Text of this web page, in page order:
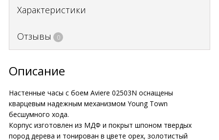
Характеристики
Отзывы 0
Описание
Настенные часы с боем Aviere 02503N оснащены
кварцевым надежным механизмом Young Town
бесшумного хода.
Корпус изготовлен из МДФ и покрыт шпоном твердых
пород дерева и тонирован в цвете орех, золотистый